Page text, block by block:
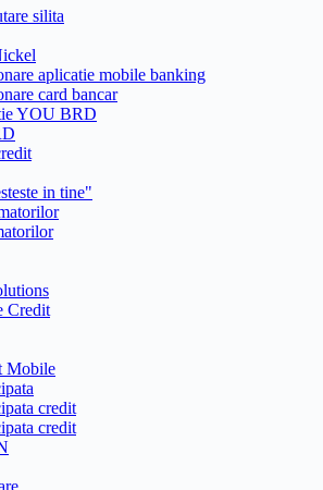
silita
aplicatie mobile banking
card bancar
YOU BRD
in tine"
Credit
Mobile
credit
credit